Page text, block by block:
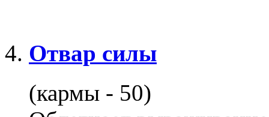
Отвар силы
(кармы - 50)